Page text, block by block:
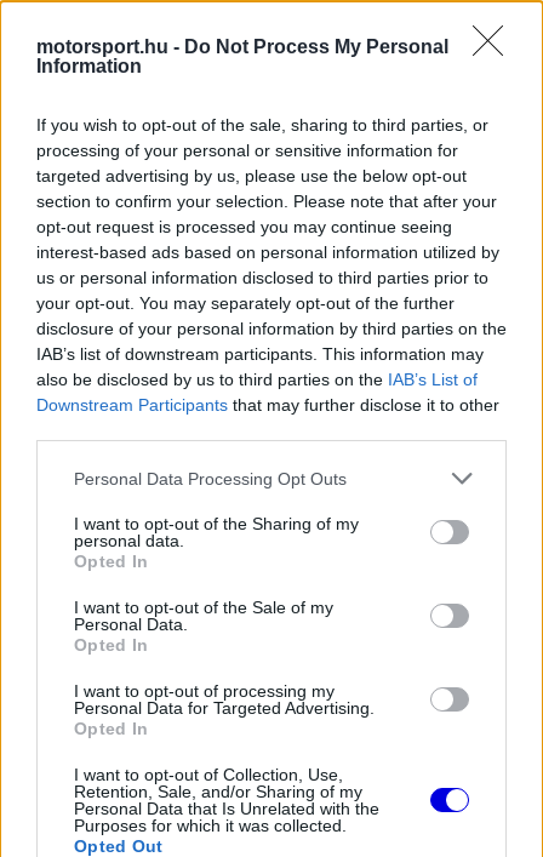
motorsport.hu - Do Not Process My Personal
Information
If you wish to opt-out of the sale, sharing to third parties, or
processing of your personal or sensitive information for
targeted advertising by us, please use the below opt-out
section to confirm your selection. Please note that after your
opt-out request is processed you may continue seeing
interest-based ads based on personal information utilized by
us or personal information disclosed to third parties prior to
your opt-out. You may separately opt-out of the further
disclosure of your personal information by third parties on the
IAB’s list of downstream participants. This information may
also be disclosed by us to third parties on the IAB’s List of
Downstream Participants that may further disclose it to other
Please note that this website/app uses one or more Google
not limited to your visit or usage behaviour. You may click to
grant or deny consent to Google and its third-party tags to
use your data for below specified purposes in below Google
consent section.
Personal Data Processing Opt Outs
I want to opt-out of the Sharing of my
personal data.
Opted In
I want to opt-out of the Sale of my
Personal Data.
Opted In
I want to opt-out of processing my
Personal Data for Targeted Advertising.
Opted In
I want to opt-out of Collection, Use,
Retention, Sale, and/or Sharing of my
Personal Data that Is Unrelated with the
Purposes for which it was collected.
Opted Out
Player
is
loading.
This
is
a
modal
window.
the server or network failed or because the format
A 44 éves versenyző a nyári szünet után ígért
döntést a jövőjéről. Bár a visszavonulása is
asztalon van, a színfalak mögött állítólag
korántsem nyugodt a hangulat az Aston
Martinnál, ami táptalajt ad a távozási híreknek.
EZEKET IS AJÁNLJUK
másolhatja
FORMA-1
Újra harcban a győzelemért – ez
hozza meg Lewis Hamilton
feltámadását